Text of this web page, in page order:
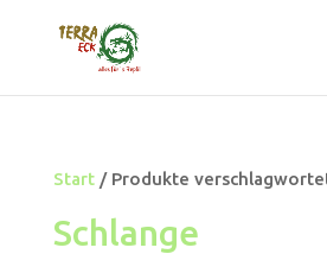
Start/ Produkte
Schlange